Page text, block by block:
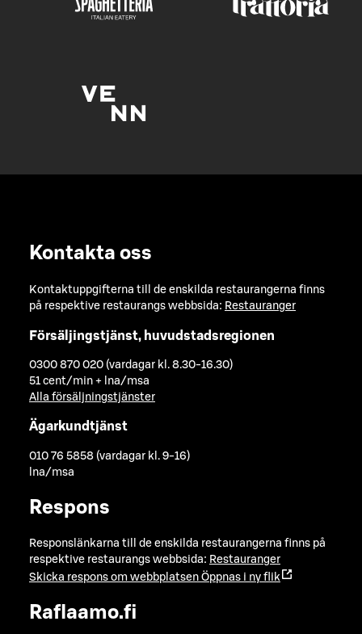
Kontakta oss
Kontaktuppgifterna till de enskilda restaurangerna finns
på respektive restaurangs webbsida: Restauranger
Försäljingstjänst, huvudstadsregionen
0300 870 020 (vardagar kl. 8.30-16.30)
51 cent/min + lna/msa
Alla försäljningstjänster
Ägarkundtjänst
010 76 5858 (vardagar kl. 9-16)
lna/msa
Respons
Responslänkarna till de enskilda restaurangerna finns på
respektive restaurangs webbsida: Restauranger
Skicka respons om webbplatsen Öppnas i ny flik
Raflaamo.fi